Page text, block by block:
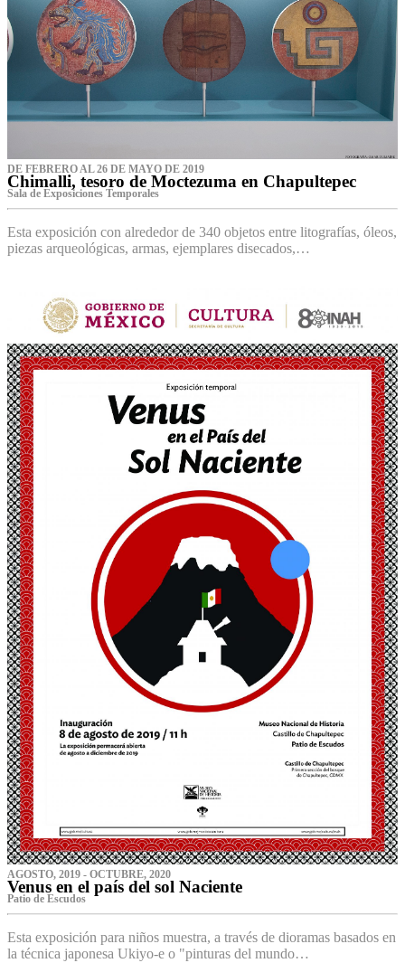
DE FEBRERO AL 26 DE MAYO DE 2019
Chimalli, tesoro de Moctezuma en Chapultepec
Sala de Exposiciones Temporales
Esta exposición con alrededor de 340 objetos entre litografías, óleos,
piezas arqueológicas, armas, ejemplares disecados,…
AGOSTO, 2019 - OCTUBRE, 2020
Venus en el país del sol Naciente
P‌atio de Escudos
Esta exposición para niños muestra, a través de dioramas basados en
la técnica japonesa Ukiyo-e o "pinturas del mundo…